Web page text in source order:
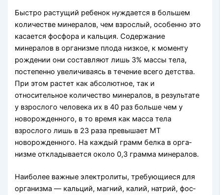
Быстро растущий ребе­нок нуждается в большем
количестве минералов, чем взрослый, особенно это
касается фосфора и кальция. Содержание
минералов в организме плода низкое, к моменту
рождении они составляют лишь 3% массы тела,
постепенно увеличиваясь в течение всего детства.
При этом растет как абсолютное, так и
относительное количество минера­лов, в результате
у взрослого человека их в 40 раз больше чем у
новорожденного, в то время как мас­са тела
взрослого лишь в 23 раза превышает МТ
новорожденного. На каждый грамм белка в орга­
низме откладывается около 0,3 грамма минералов.
Наиболее важные электролиты, требующиеся для
организма — кальций, магний, калий, натрий, фос­